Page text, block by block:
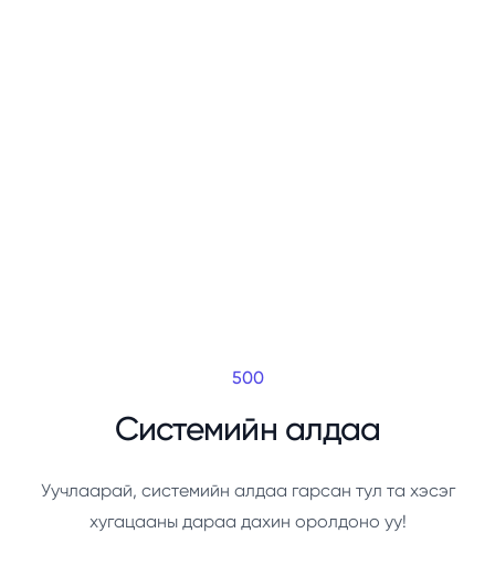
500
Системийн алдаа
Уучлаарай, системийн алдаа гарсан тул та хэсэг
хугацааны дараа дахин оролдоно уу!